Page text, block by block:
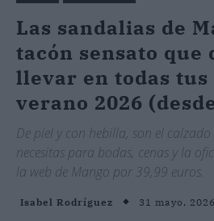
Las sandalias de
tacón sensato que
llevar en todas tus
verano 2026
De piel y con hebilla, son el
necesitas para bodas, cenas y la
la web de Mango por 39,99 euros.
Isabel Rodríguez 31 mayo,